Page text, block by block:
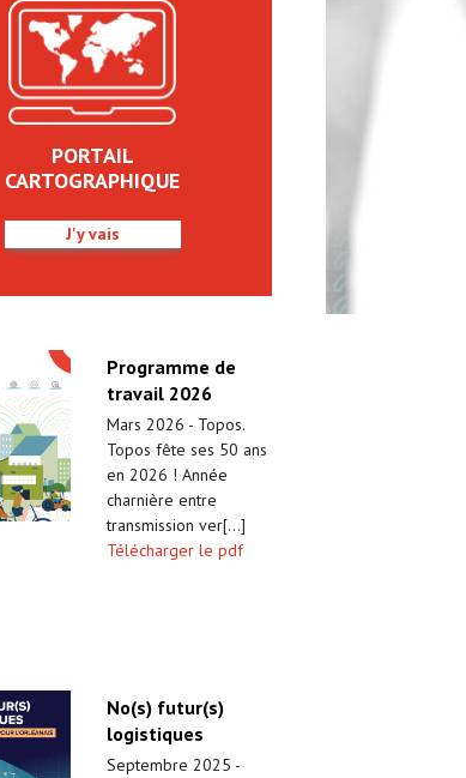
PORTAIL
CARTOGRAPHIQUE
J'y vais
Programme de
travail 2026
Mars 2026 - Topos.
Topos fête ses 50 ans
en 2026 ! Année
charnière entre
transmission ver[...]
Télécharger le pdf
No(s) futur(s)
logistiques
Septembre 2025 -